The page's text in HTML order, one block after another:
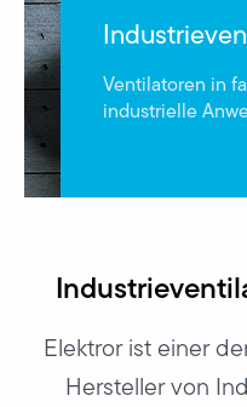
Ventilatoren in
industrielle
Elektror ist einer
Hersteller von